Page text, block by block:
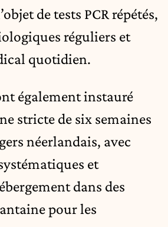
de tests PCR répétés,
réguliers et
quotidien.
également instauré
stricte de six semaines
néerlandais, avec
et
dans des
pour les